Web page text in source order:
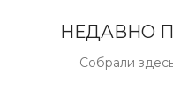
НЕДАВНО
Собрали